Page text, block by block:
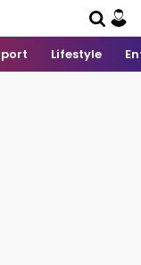
Lifestyle